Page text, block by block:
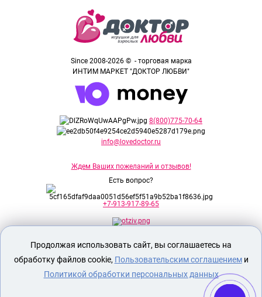
Since 2008-2026 © - торговая марка
ИНТИМ МАРКЕТ "ДОКТОР ЛЮБВИ"
8(800)775-70-64
info@lovedoctor.ru
Ждем Ваших пожеланий и отзывов!
Есть вопрос?
+7-913-917-89-65
Секс шоп Доктор Любви предназначен
исключительно для лиц старше 18 лет!
Вся продукция имеет знак EAC
Евразийского соответствия.
Продолжая использовать сайт, вы соглашаетесь на
обработку файлов cookie, Пользовательским соглашениеми
Политикой обработки персональных данных